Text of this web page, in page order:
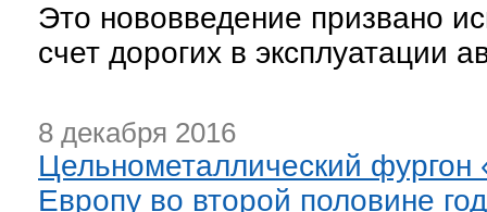
Это нововведение призвано
счет дорогих в эксплуатации
8 декабря 2016
Цельнометаллический фургон
Европу во второй половине